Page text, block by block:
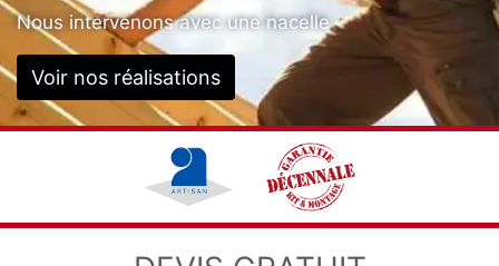
Nous intervenons avec une nacelle
Voir nos réalisations